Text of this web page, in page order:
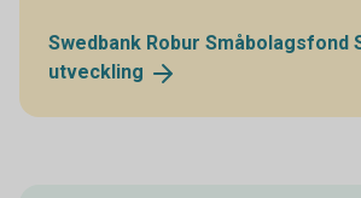
Swedbank Robur Småbolagsfond
utveckling